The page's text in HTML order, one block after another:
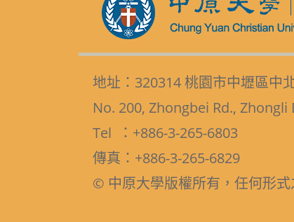
地址：320314 桃園市中壢區中
No. 200, Zhongbei Rd.,
Tel ：+886-3-265-6803
傳真：+886-3-265-6829
© 中原大學版權所有，任何形